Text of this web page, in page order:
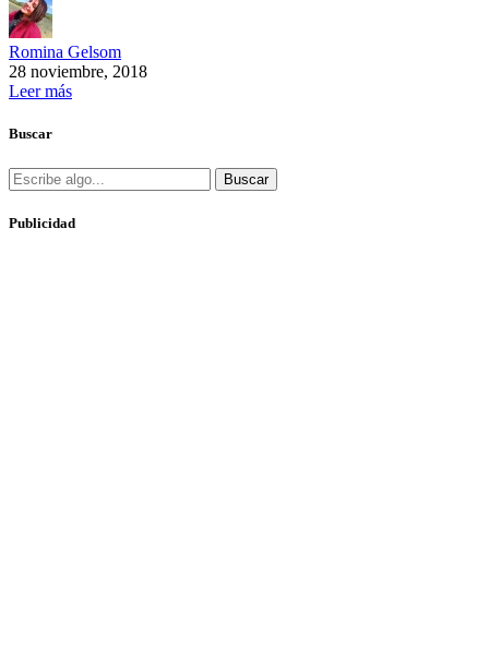
Romina Gelsom
28 noviembre, 2018
Leer más
Buscar
Buscar
Publicidad